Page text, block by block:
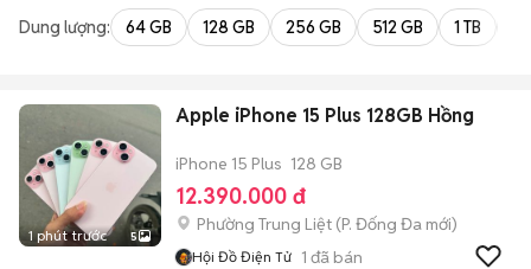
Dung lượng: 64 GB 128 GB 256 GB 512 GB 1 TB
1 phút trước 5
Apple iPhone 15 Plus 128GB Hồng
iPhone 15 Plus 128 GB
12.390.000 đ
Phường Trung Liệt (P. Đống Đa mới)
Hội Đồ Điện Tử 1 đã bán